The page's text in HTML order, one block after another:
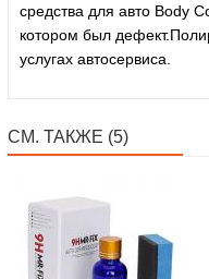
средства для авто Body
котором был
услугах автосервиса.
СМ. ТАКЖЕ (5)